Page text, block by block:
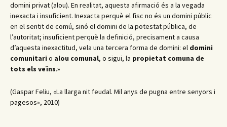
domini privat (alou). En realitat, aquesta afirmació és a la vegada
inexacta i insuficient. Inexacta perquè el fisc no és un domini públic
en el sentit de comú, sinó el domini de la potestat pública, de
l’autoritat; insuficient perquè la definició, precisament a causa
d’aquesta inexactitud, vela una tercera forma de domini: el domini
comunitari o alou comunal, o sigui, la propietat comuna de
tots els veïns.»
(Gaspar Feliu, «La llarga nit feudal. Mil anys de pugna entre senyors i
pagesos», 2010)